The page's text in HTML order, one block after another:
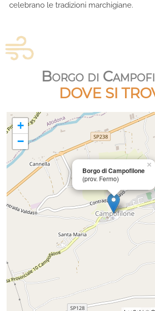
celebrano le tradizioni marchigiane.
Borgo di
DOVE SI
Borgo di Campofilone
(prov. Fermo)
×
+
−